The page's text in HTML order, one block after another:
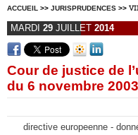
ACCUEIL >> JURISPRUDENCES >>
MARDI 29 JUILLET 2014
Cour de justice de
du 6 novembre 2003
directive europeenne -